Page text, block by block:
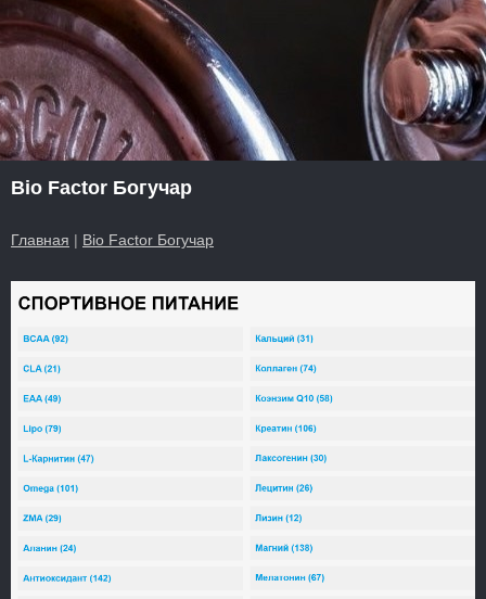
Bio Factor Богучар
Главная | Bio Factor Богучар